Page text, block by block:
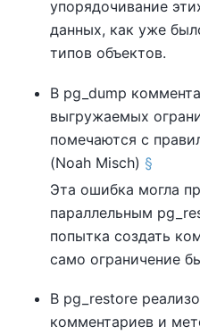
упорядочивание
данных, как уже
типов объектов.
В pg_dump
выгружаемых
помечаются с
(Noah Misch) §
Эта ошибка могла
параллельным
попытка создать
само ограничение
В pg_restore
комментариев и